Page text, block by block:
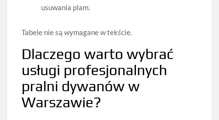
usuwania plam.
Tabele nie są wymagane w tekście.
Dlaczego warto wybrać
usługi profesjonalnych
pralni dywanów w
Warszawie?